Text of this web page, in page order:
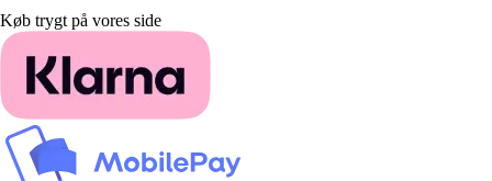
Køb trygt på vores side